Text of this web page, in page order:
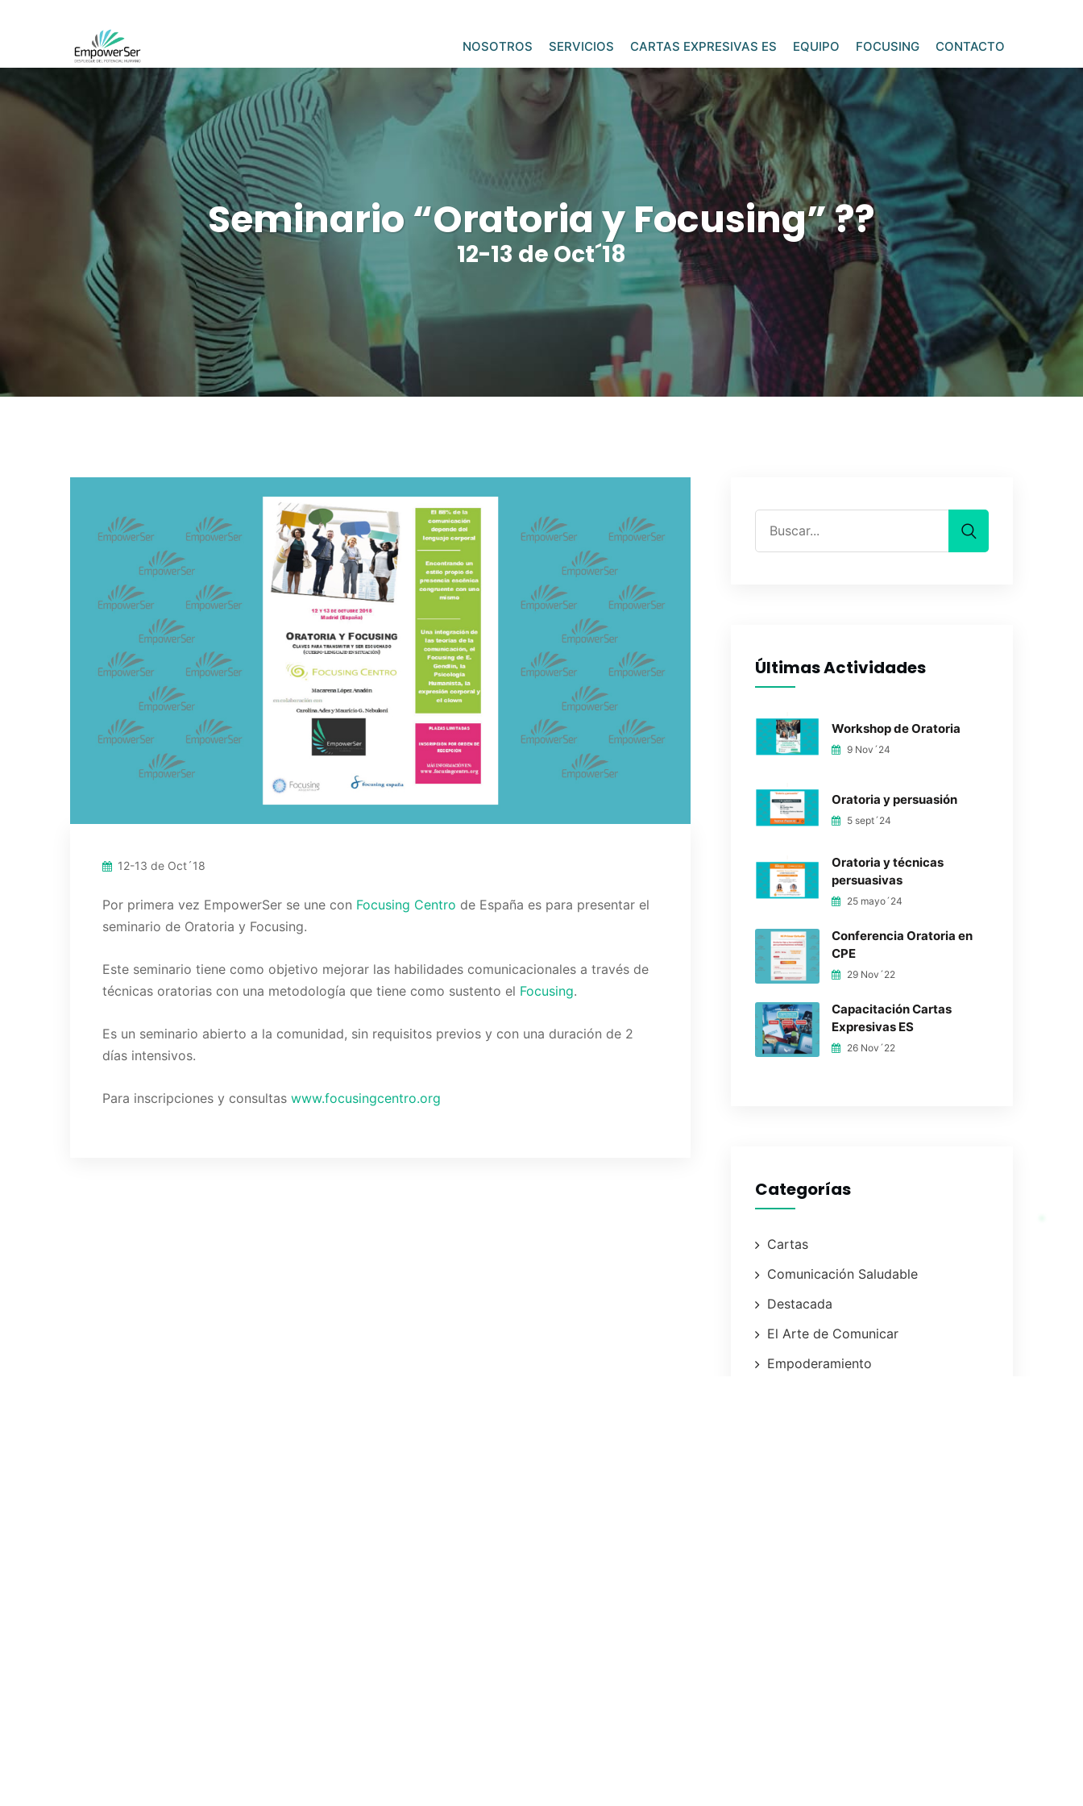
NOSOTROS SERVICIOS CARTAS EXPRESIVAS ES EQUIPO FOCUSING CONTACTO
Seminario “Oratoria y Focusing” ??
12-13 de Oct´18
12-13 de Oct´18
Por primera vez EmpowerSer se une con Focusing Centro de España es para presentar el
seminario de Oratoria y Focusing.
Este seminario tiene como objetivo mejorar las habilidades comunicacionales a través de
técnicas oratorias con una metodología que tiene como sustento el Focusing.
Es un seminario abierto a la comunidad, sin requisitos previos y con una duración de 2
días intensivos.
Para inscripciones y consultas www.focusingcentro.org
Últimas Actividades
Workshop de Oratoria
9 Nov´24
Oratoria y persuasión
5 sept´24
Oratoria y técnicas
persuasivas
25 mayo´24
Conferencia Oratoria en
CPE
29 Nov´22
Capacitación Cartas
Expresivas ES
26 Nov´22
Categorías
Cartas
Comunicación Saludable
Destacada
El Arte de Comunicar
Empoderamiento